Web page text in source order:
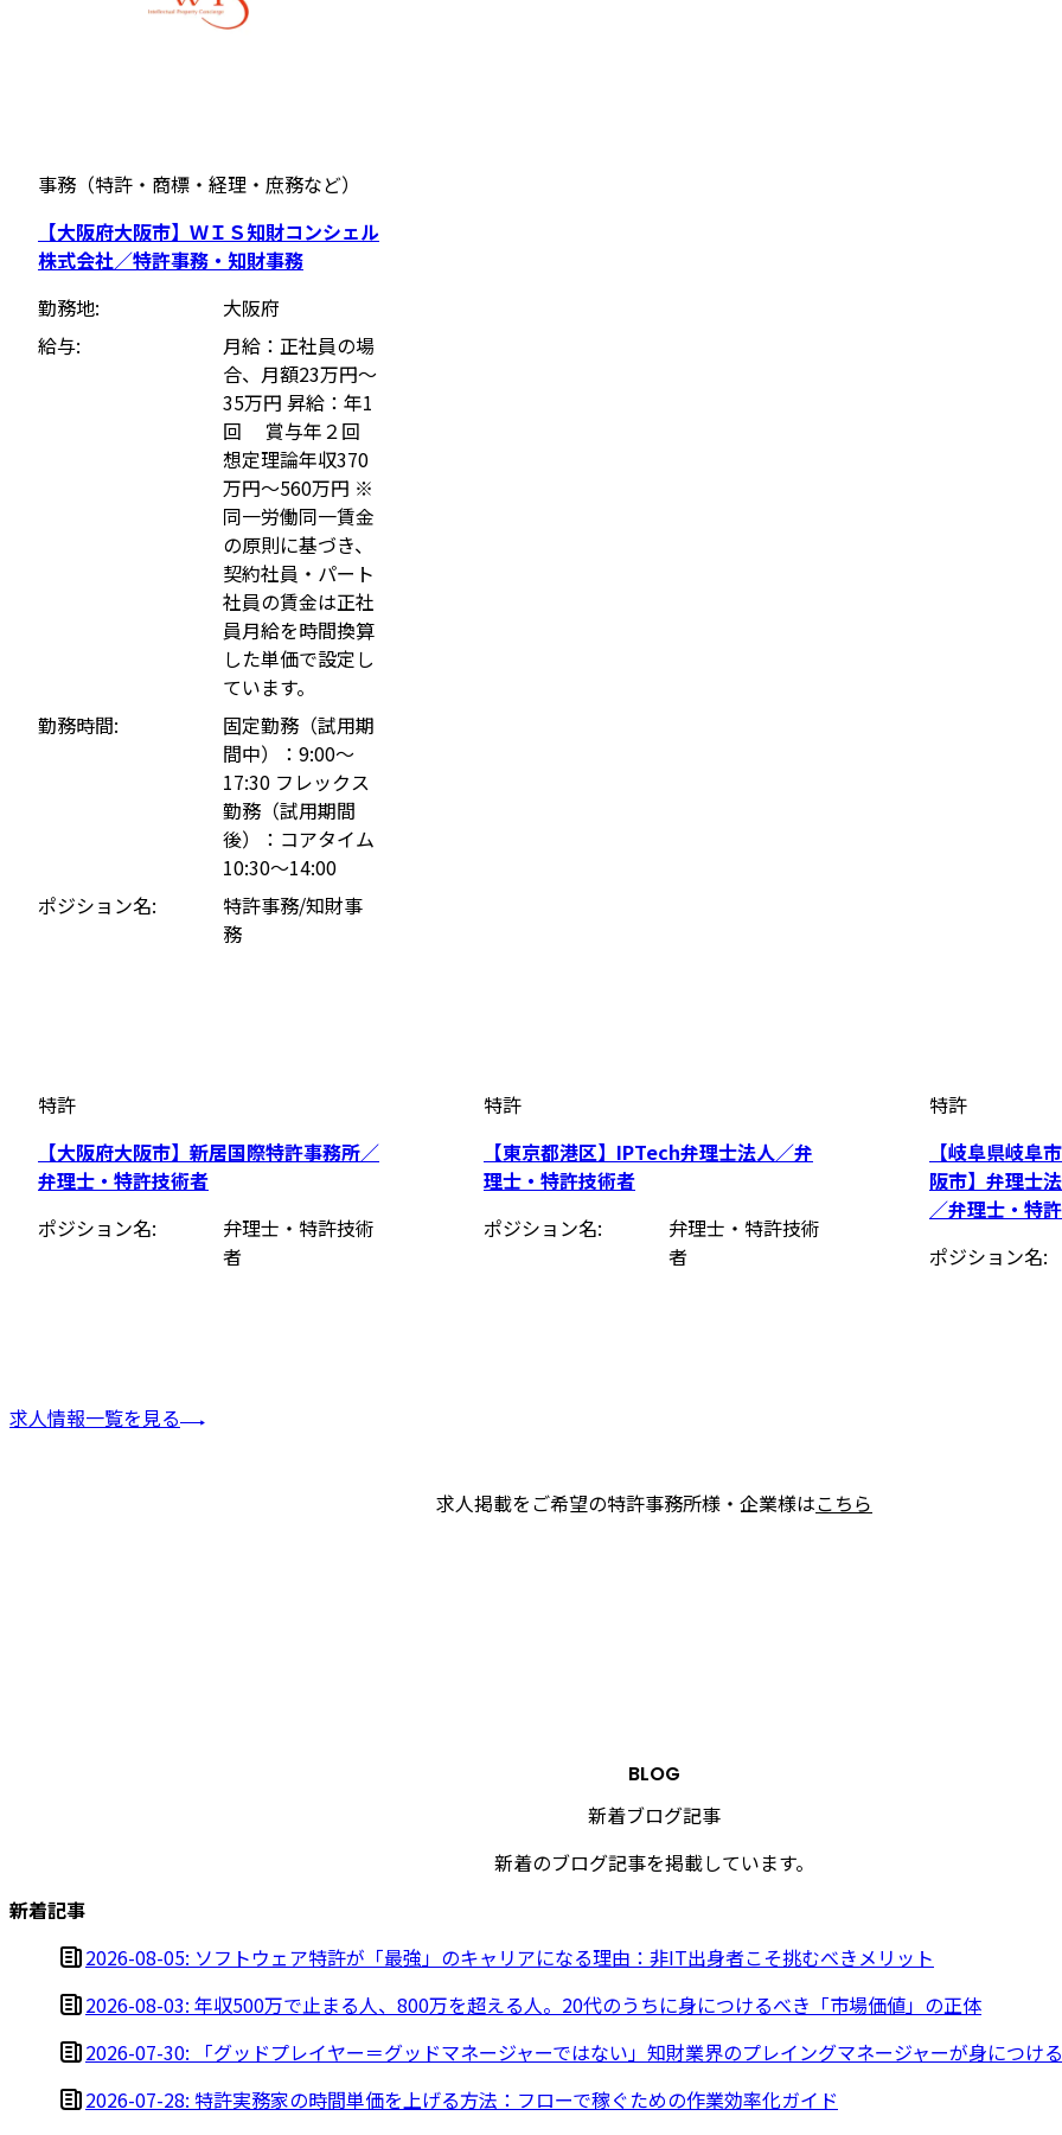
事務（特許・商標・経理・庶務など）
【大阪府大阪市】ＷＩＳ知財コンシェル
株式会社／特許事務・知財事務
勤務地
大阪府
給与
月給：正社員の場
合、月額23万円～
35万円 昇給：年1
回 賞与年２回
想定理論年収370
万円～560万円 ※
同一労働同一賃金
の原則に基づき、
契約社員・パート
社員の賃金は正社
員月給を時間換算
した単価で設定し
ています。
勤務時間
固定勤務（試用期
間中）：9:00～
17:30 フレックス
勤務（試用期間
後）：コアタイム
10:30～14:00
ポジション名
特許事務/知財事
務
特許
【大阪府大阪市】新居国際特許事務所／
弁理士・特許技術者
ポジション名
弁理士・特許技術
者
特許
【東京都港区】IPTech弁理士法人／弁
理士・特許技術者
ポジション名
弁理士・特許技術
者
特許
【岐阜県岐阜
阪市】弁理士
／弁理士・特
ポジション名
求人情報一覧を見る
求人掲載をご希望の特許事務所様・企業様はこちら
BLOG
新着ブログ記事
新着のブログ記事を掲載しています。
新着記事
2026-08-05: ソフトウェア特許が「最強」のキャリアになる理由：非IT出身者こそ挑むべきメリット
2026-08-03: 年収500万で止まる人、800万を超える人。20代のうちに身につけるべき「市場価値」の正体
2026-07-30:
「グッドプレイヤー＝グッドマネージャーではない」知財業界のプレイングマネージャーが身につけ
2026-07-28: 特許実務家の時間単価を上げる方法：フローで稼ぐための作業効率化ガイド